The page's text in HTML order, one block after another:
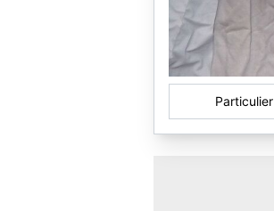
Particulier